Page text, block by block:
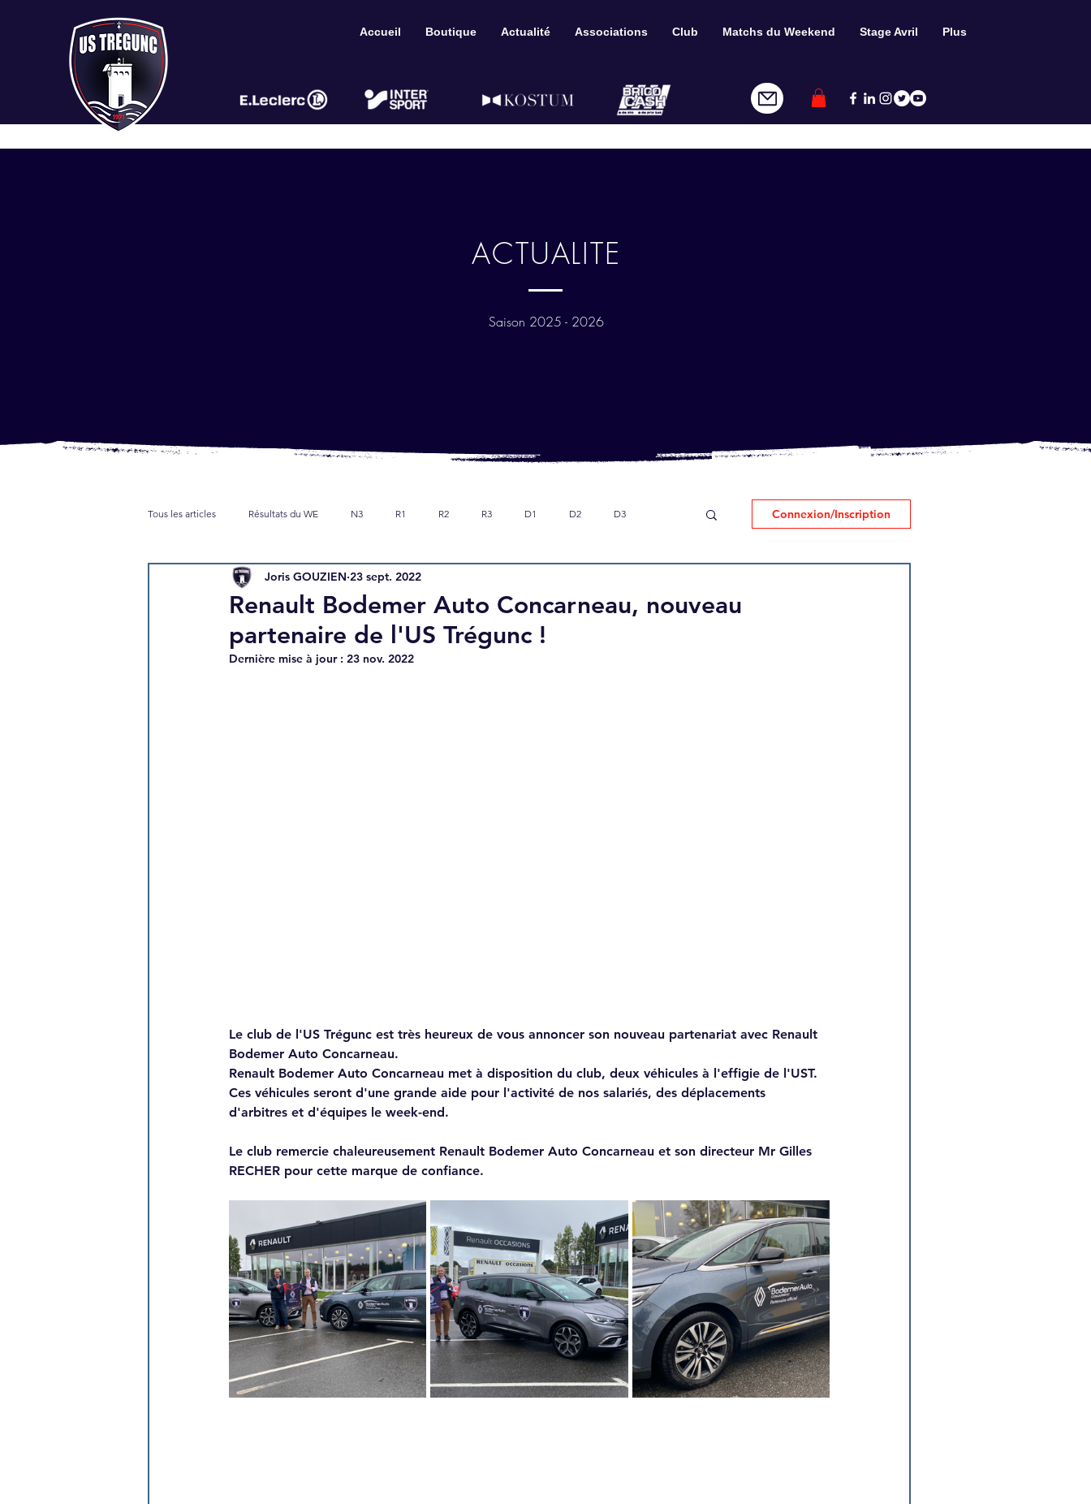
Accueil Boutique Actualité Associations Club Matchs du Weekend Stage Avril Plus
ACTUALITE
Saison 2025 - 2026
Tous les articles Résultats du WE N3 R1 R2 R3 D1 D2 D3
Partenaires Presse Dans le rétro
Connexion/Inscription
Renault Bodemer Auto Concarneau, nouveau
partenaire de l'US Trégunc !
Joris GOUZIEN 23 sept. 2022
Dernière mise à jour : 23 nov. 2022
Le club de l'US Trégunc est très heureux de vous annoncer son nouveau partenariat avec Renault
Bodemer Auto Concarneau.
Renault Bodemer Auto Concarneau met à disposition du club, deux véhicules à l'effigie de l'UST.
Ces véhicules seront d'une grande aide pour l'activité de nos salariés, des déplacements
d'arbitres et d'équipes le week-end.
Le club remercie chaleureusement Renault Bodemer Auto Concarneau et son directeur Mr Gilles
RECHER pour cette marque de confiance.